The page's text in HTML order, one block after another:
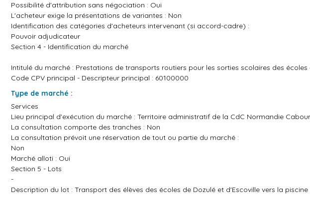
Possibilité d'attribution sans négociation : Oui
L'acheteur exige la présentations de variantes : Non
Identification des catégories d'acheteurs intervenant (si accord-cadre) :
Pouvoir adjudicateur
Section 4 - Identification du marché
Intitulé du marché : Prestations de transports routiers pour les sorties scolaires des écoles
Code CPV principal - Descripteur principal : 60100000
Type de marché :
Services
Lieu principal d'exécution du marché : Territoire administratif de la CdC Normandie
La consultation comporte des tranches : Non
La consultation prévoit une réservation de tout ou partie du marché :
Non
Marché alloti : Oui
Section 5 - Lots
-
Description du lot : Transport des élèves des écoles de Dozulé et d'Escoville vers la